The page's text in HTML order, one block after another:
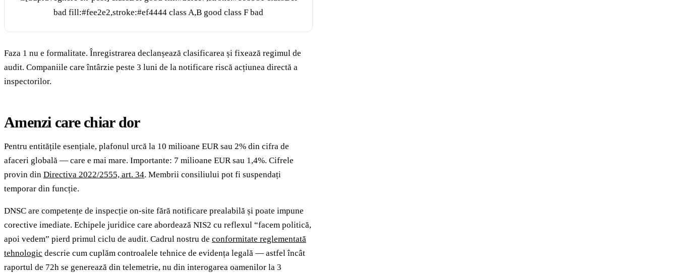
bad fill:#fee2e2,stroke:#ef4444 class A,B good class F bad
Faza 1 nu e formalitate. Înregistrarea declanșează clasificarea și fixează regimul de
audit. Companiile care întârzie peste 3 luni de la notificare riscă acțiunea directă a
inspectorilor.
Amenzi care chiar dor
Pentru entitățile esențiale, plafonul urcă la 10 milioane EUR sau 2% din cifra de
afaceri globală — care e mai mare. Importante: 7 milioane EUR sau 1,4%. Cifrele
provin din Directiva 2022/2555, art. 34. Membrii consiliului pot fi suspendați
temporar din funcție.
DNSC are competențe de inspecție on-site fără notificare prealabilă și poate impune
corective imediate. Echipele juridice care abordează NIS2 cu reflexul “facem politică,
apoi vedem” pierd primul ciclu de audit. Cadrul nostru de conformitate reglementată
tehnologic descrie cum cuplăm controalele tehnice de evidența legală — astfel încât
raportul de 72h se generează din telemetrie, nu din interogarea oamenilor la 3